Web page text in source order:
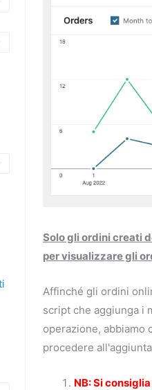
Solo gli ordini creati
per visualizzare gli
Affinché gli ordini
script che aggiunga i
operazione, abbiamo
procedere
NB: Si